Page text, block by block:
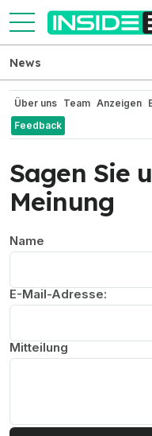
News
Über uns Team Anzeigen
Feedback
Sagen Sie
Meinung
Name
E-Mail-Adresse:
Mitteilung